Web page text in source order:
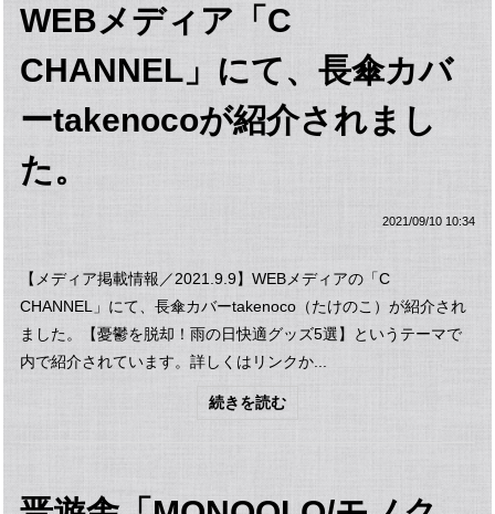
WEBメディア「C
CHANNEL」にて、長傘カバ
ーtakenocoが紹介されまし
た。
2021/09/10 10:34
【メディア掲載情報／2021.9.9】WEBメディアの「C
CHANNEL」にて、長傘カバーtakenoco（たけのこ）が紹介され
ました。【憂鬱を脱却！雨の日快適グッズ5選】というテーマで
内で紹介されています。詳しくはリンクか...
続きを読む